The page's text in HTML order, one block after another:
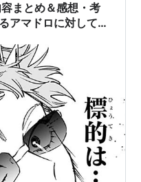
まとめ＆感想・考
アマドロに対してイ